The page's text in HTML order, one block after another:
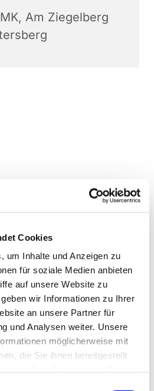
Cookies
um Inhalte und Anzeigen zu
für soziale Medien anbieten
auf unsere Website zu
wir Informationen zu Ihrer
an unsere Partner für
und Analysen weiter. Unsere
möglicherweise mit
die Sie ihnen bereitgestellt
Am Ziegelberg
Sie auch